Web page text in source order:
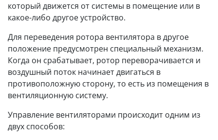
который движется от системы в помещение или в
какое-либо другое устройство.
Для переведения ротора вентилятора в другое
положение предусмотрен специальный механизм.
Когда он срабатывает, ротор переворачивается и
воздушный поток начинает двигаться в
противоположную сторону, то есть из помещения в
вентиляционную систему.
Управление вентиляторами происходит одним из
двух способов: